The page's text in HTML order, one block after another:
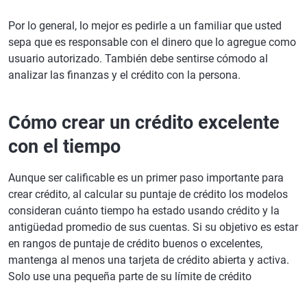
Por lo general, lo mejor es pedirle a un familiar que usted
sepa que es responsable con el dinero que lo agregue como
usuario autorizado. También debe sentirse cómodo al
analizar las finanzas y el crédito con la persona.
Cómo crear un crédito excelente
con el tiempo
Aunque ser calificable es un primer paso importante para
crear crédito, al calcular su puntaje de crédito los modelos
consideran cuánto tiempo ha estado usando crédito y la
antigüedad promedio de sus cuentas. Si su objetivo es estar
en rangos de puntaje de crédito buenos o excelentes,
mantenga al menos una tarjeta de crédito abierta y activa.
Solo use una pequeña parte de su límite de crédito